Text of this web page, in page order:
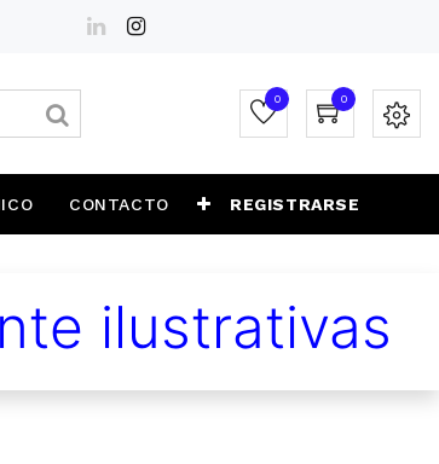
0 0
CONTACTO REGISTRARSE
ilustrativas